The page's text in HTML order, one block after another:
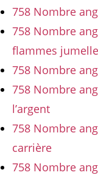
758 Nombre
758 Nombre
flammes
758 Nombre
758 Nombre
l’argent
758 Nombre
carrière
758 Nombre